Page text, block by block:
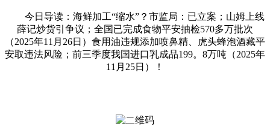
今日导读：海鲜加工“缩水”？市监局：已立案；山姆上线
薛记炒货引争议；全国已完成食物平安抽检570多万批次
（2025年11月26日）食用油违规添加喷鼻精、虎头蜂泡酒藏平
安取违法风险；前三季度我国进口乳成品199。8万吨（2025年
11月25日）！